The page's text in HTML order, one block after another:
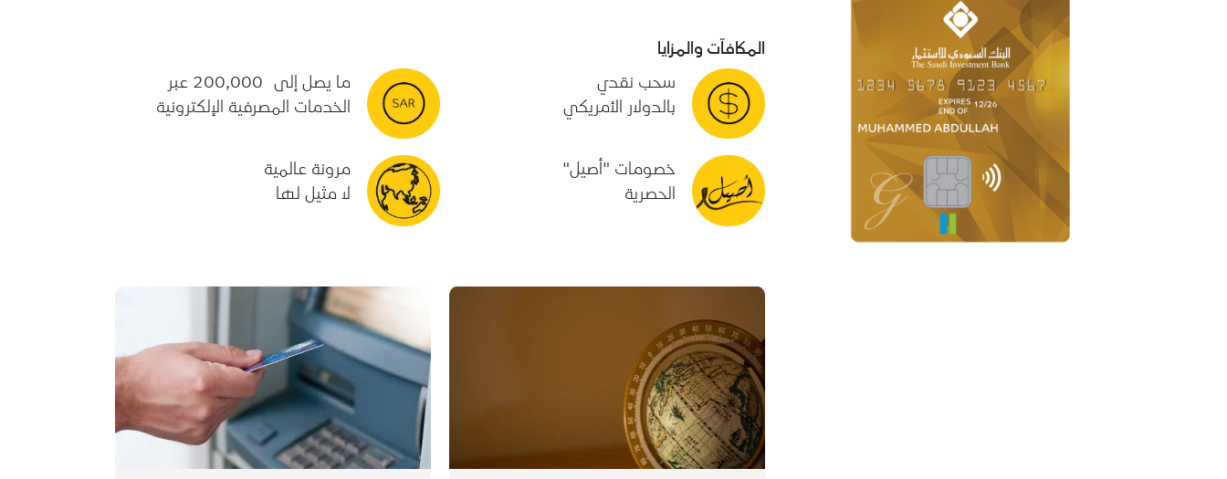
المكافآت والمزايا
سحب نقدي
بالدولار الأمريكي
ما يصل إلى
200,000 عبر
الخدمات المصرفية الإلكترونية
خصومات "أصيل"
الحصرية
مرونة عالمية
لا مثيل لها
دون الحاجة للانتظار في صفوف الفروع.